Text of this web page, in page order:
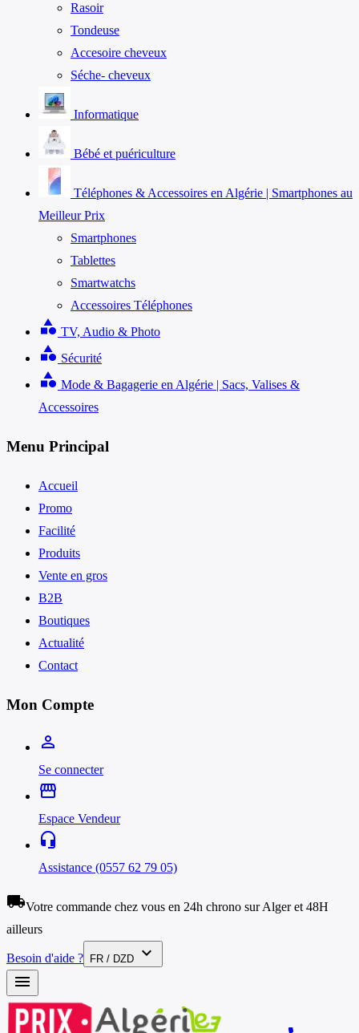
Rasoir
Tondeuse
Accesoire cheveux
Séche- cheveux
Informatique
Bébé et puériculture
Téléphones & Accessoires en Algérie | Smartphones au
Meilleur Prix
Smartphones
Tablettes
Smartwatchs
Accessoires Téléphones
category TV, Audio & Photo
category Sécurité
category Mode & Bagagerie en Algérie | Sacs, Valises &
Accessoires
Menu Principal
Accueil
Promo
Facilité
Produits
Vente en gros
B2B
Boutiques
Actualité
Contact
Mon Compte
person_outline
Se connecter
storefront
Espace Vendeur
headset_mic
Assistance (0557 62 79 05)
local_shippingVotre commande chez vous en 24h chrono sur Alger et 48H
ailleurs
Besoin d'aide ? FR / DZD
expand_more
menu